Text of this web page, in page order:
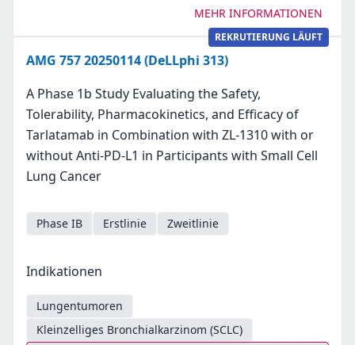
MEHR INFORMATIONEN
REKRUTIERUNG LÄUFT
AMG 757 20250114 (DeLLphi 313)
A Phase 1b Study Evaluating the Safety,
Tolerability, Pharmacokinetics, and Efficacy of
Tarlatamab in Combination with ZL-1310 with or
without Anti-PD-L1 in Participants with Small Cell
Lung Cancer
Phase IB Erstlinie Zweitlinie
Indikationen
Lungentumoren
Kleinzelliges Bronchialkarzinom (SCLC)